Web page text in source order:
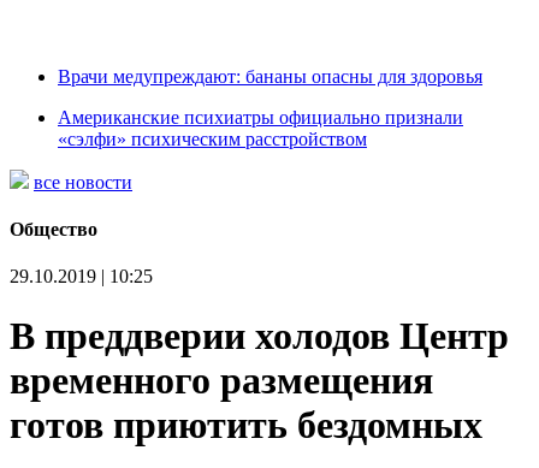
Врачи медупреждают: бананы опасны для здоровья
Американские психиатры официально признали
«сэлфи» психическим расстройством
все новости
Общество
29.10.2019 | 10:25
В преддверии холодов Центр
временного размещения
готов приютить бездомных